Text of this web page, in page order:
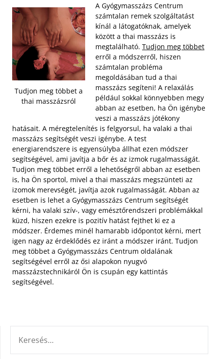
Tudjon meg többet a
thai masszázsról
A Gyógymasszázs Centrum
számtalan remek szolgáltatást
kínál a látogatóknak, amelyek
között a thai masszázs is
megtalálható. Tudjon meg többet
erről a módszerről, hiszen
számtalan probléma
megoldásában tud a thai
masszázs segíteni! A relaxálás
például sokkal könnyebben megy
abban az esetben, ha Ön igénybe
veszi a masszázs jótékony
hatásait. A méregtelenítés is felgyorsul, ha valaki a thai
masszázs segítségét veszi igénybe. A test
energiarendszere is egyensúlyba állhat ezen módszer
segítségével, ami javítja a bőr és az izmok rugalmasságát.
Tudjon meg többet erről a lehetőségről abban az esetben
is, ha Ön sportol, mivel a thai masszázs megszünteti az
izomok merevségét, javítja azok rugalmasságát. Abban az
esetben is lehet a Gyógymasszázs Centrum segítségét
kérni, ha valaki szív-, vagy emésztőrendszeri problémákkal
küzd, hiszen ezekre is pozitív hatást fejthet ki ez a
módszer. Érdemes minél hamarabb időpontot kérni, mert
igen nagy az érdeklődés ez iránt a módszer iránt. Tudjon
meg többet a Gyógymasszázs Centrum oldalának
segítségével erről az ősi alapokon nyugvó
masszázstechnikáról Ön is csupán egy kattintás
segítségével.